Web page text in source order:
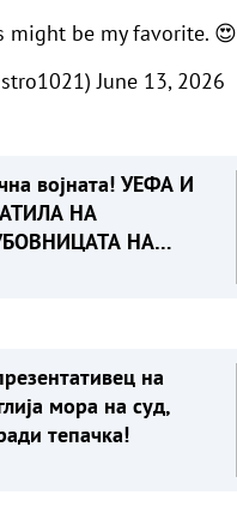
might be my favorite. 😍
June 13, 2026
војната! УЕФА И
НА
НА
на
мора на суд,
тепачка!